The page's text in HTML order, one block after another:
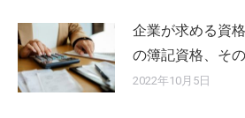
企業が求める資
の簿記資格、そ
2022年10月5日